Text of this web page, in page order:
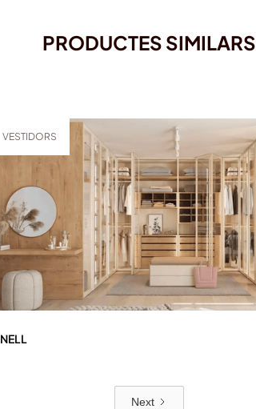
PRODUCTES SIMILARS
VESTIDORS
Next